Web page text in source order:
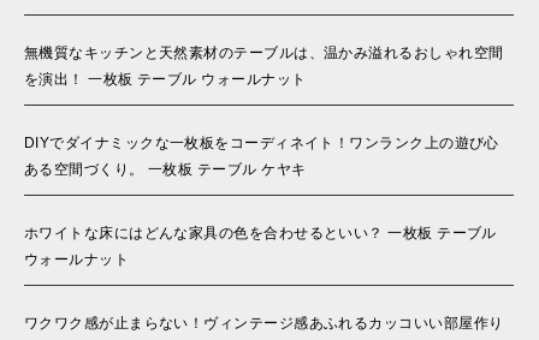
無機質なキッチンと天然素材のテーブルは、温かみ溢れるおしゃれ空間
を演出！ 一枚板 テーブル ウォールナット
DIYでダイナミックな一枚板をコーディネイト！ワンランク上の遊び心
ある空間づくり。 一枚板 テーブル ケヤキ
ホワイトな床にはどんな家具の色を合わせるといい？ 一枚板 テーブル
ウォールナット
ワクワク感が止まらない！ヴィンテージ感あふれるカッコいい部屋作り